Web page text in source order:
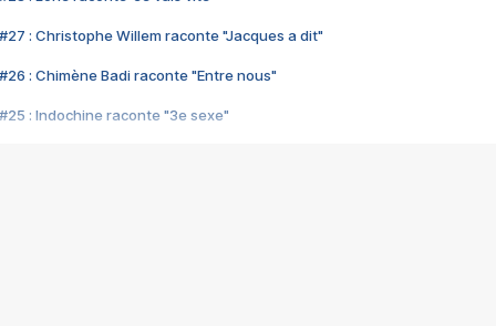
#27 : Christophe Willem raconte "Jacques a dit"
#26 : Chimène Badi raconte "Entre nous"
#25 : Indochine raconte "3e sexe"